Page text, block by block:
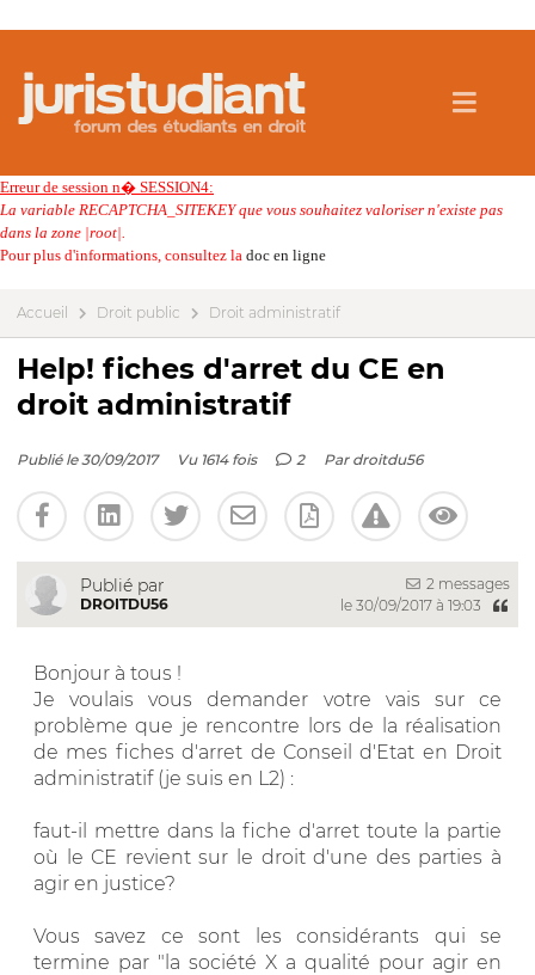
Erreur de session n� SESSION4:
La variable RECAPTCHA_SITEKEY que vous souhaitez valoriser n'existe pas
dans la zone |root|.
Pour plus d'informations, consultez la doc en ligne
Accueil Droit public Droit administratif
Help! fiches d'arret du CE en
droit administratif
Publié le 30/09/2017 Vu 1614 fois 2 Par droitdu56
Publié par
DROITDU56
2 messages
le 30/09/2017 à 19:03
Bonjour à tous !
Je voulais vous demander votre vais sur ce
problème que je rencontre lors de la réalisation
de mes fiches d'arret de Conseil d'Etat en Droit
administratif (je suis en L2) :
faut-il mettre dans la fiche d'arret toute la partie
où le CE revient sur le droit d'une des parties à
agir en justice?
Vous savez ce sont les considérants qui se
termine par "la société X a qualité pour agir en